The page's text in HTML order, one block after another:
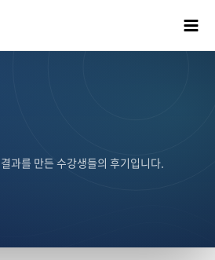
과를 만든 수강생들의 후기입니다.